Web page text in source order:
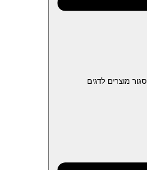
סגור מוצרים לדגים